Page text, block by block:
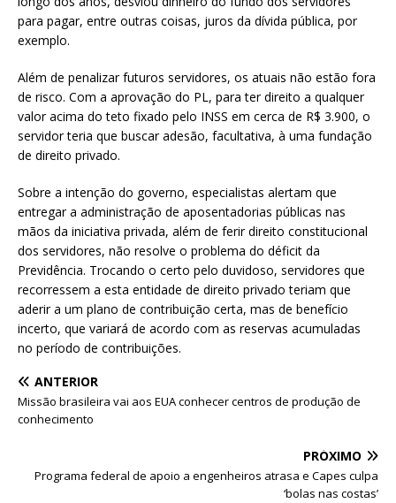
para pagar, entre outras coisas, juros da dívida pública, por
exemplo.
Além de penalizar futuros servidores, os atuais não estão fora
de risco. Com a aprovação do PL, para ter direito a qualquer
valor acima do teto fixado pelo INSS em cerca de R$ 3.900, o
servidor teria que buscar adesão, facultativa, à uma fundação
de direito privado.
Sobre a intenção do governo, especialistas alertam que
entregar a administração de aposentadorias públicas nas
mãos da iniciativa privada, além de ferir direito constitucional
dos servidores, não resolve o problema do déficit da
Previdência. Trocando o certo pelo duvidoso, servidores que
recorressem a esta entidade de direito privado teriam que
aderir a um plano de contribuição certa, mas de benefício
incerto, que variará de acordo com as reservas acumuladas
no período de contribuições.
ANTERIOR
Missão brasileira vai aos EUA conhecer centros de produção de
conhecimento
PRÓXIMO
Programa federal de apoio a engenheiros atrasa e Capes culpa
‘bolas nas costas’